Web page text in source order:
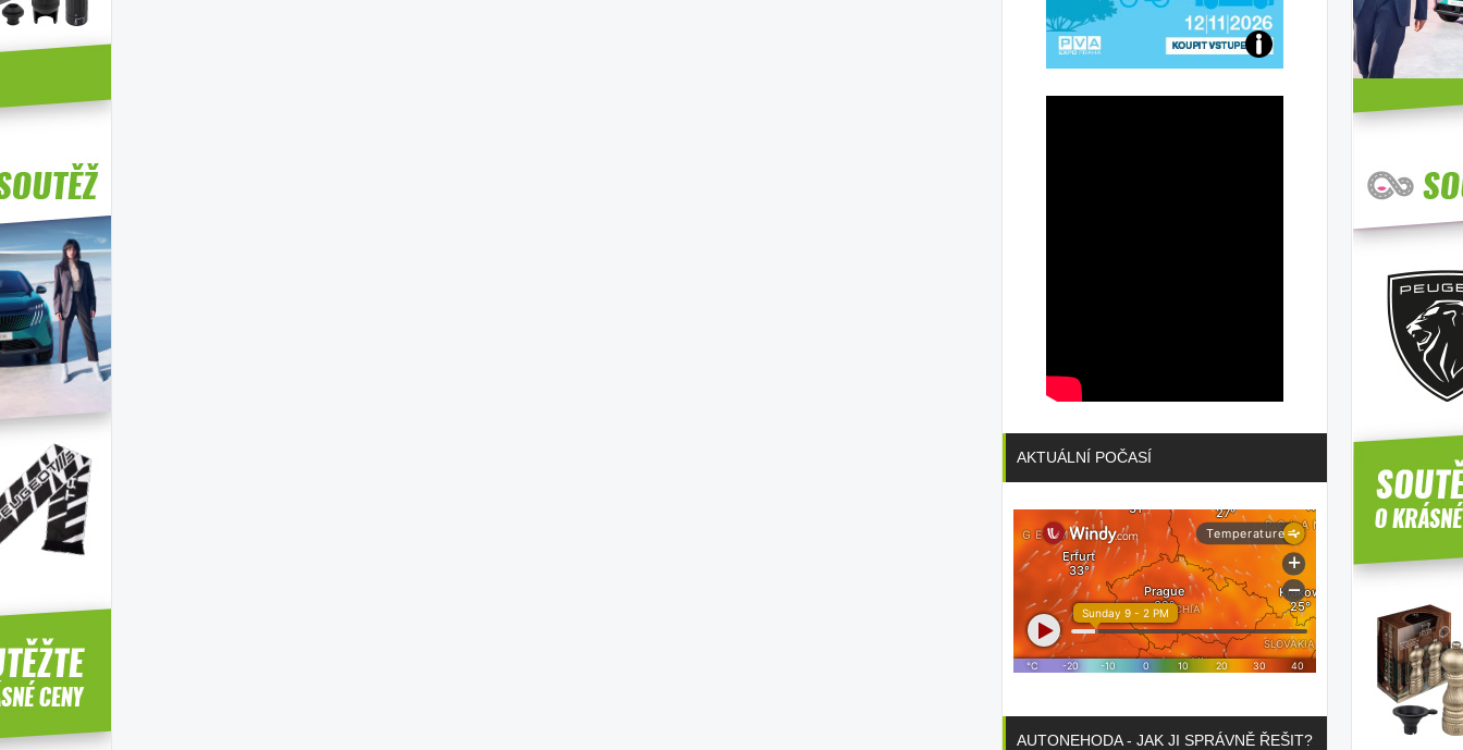
Přijďte
AKTUÁLNÍ POČASÍ
AUTONEHODA - JAK JI SPRÁVNĚ ŘEŠIT?